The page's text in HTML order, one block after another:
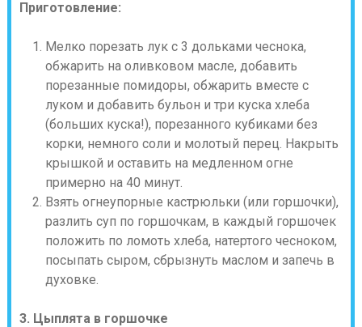
Приготовление:
Мелко порезать лук с 3 дольками чеснока,
обжарить на оливковом масле, добавить
порезанные помидоры, обжарить вместе с
луком и добавить бульон и три куска хлеба
(больших куска!), порезанного кубиками без
корки, немного соли и молотый перец. Накрыть
крышкой и оставить на медленном огне
примерно на 40 минут.
Взять огнеупорные кастрюльки (или горшочки),
разлить суп по горшочкам, в каждый горшочек
положить по ломоть хлеба, натертого чесноком,
посыпать сыром, сбрызнуть маслом и запечь в
духовке.
3. Цыплята в горшочке